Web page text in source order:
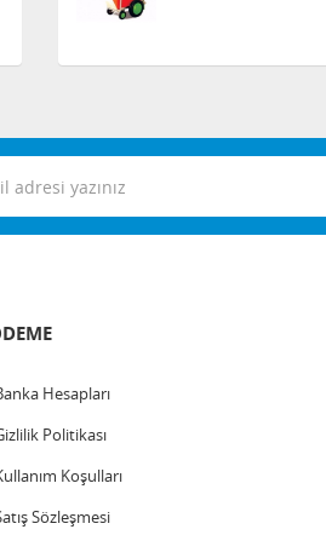
Hesapları
Politikası
Koşulları
Sözleşmesi